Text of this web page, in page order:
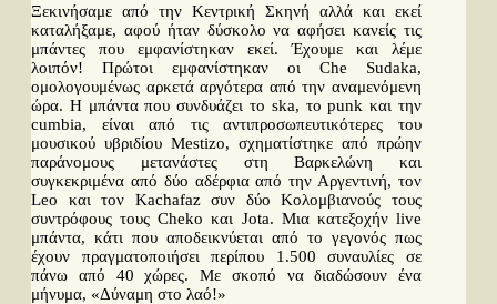
Ξεκινήσαμε από την Κεντρική Σκηνή αλλά και εκεί
καταλήξαμε, αφού ήταν δύσκολο να αφήσει κανείς τις
μπάντες που εμφανίστηκαν εκεί. Έχουμε και λέμε
λοιπόν! Πρώτοι εμφανίστηκαν οι Che Sudaka,
ομολογουμένως αρκετά αργότερα από την αναμενόμενη
ώρα. Η μπάντα που συνδυάζει το ska, το punk και την
cumbia, είναι από τις αντιπροσωπευτικότερες του
μουσικού υβριδίου Mestizo, σχηματίστηκε από πρώην
παράνομους μετανάστες στη Βαρκελώνη και
συγκεκριμένα από δύο αδέρφια από την Αργεντινή, τον
Leo και τον Kachafaz συν δύο Κολομβιανούς τους
συντρόφους τους Cheko και Jota. Μια κατεξοχήν live
μπάντα, κάτι που αποδεικνύεται από το γεγονός πως
έχουν πραγματοποιήσει περίπου 1.500 συναυλίες σε
πάνω από 40 χώρες. Με σκοπό να διαδώσουν ένα
μήνυμα, «Δύναμη στο λαό!»